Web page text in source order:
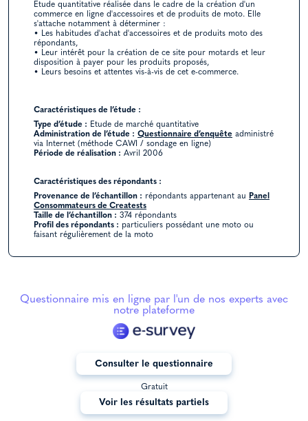
Etude quantitative réalisée dans le cadre de la création d'un
commerce en ligne d'accessoires et de produits de moto. Elle
s'attache notamment à déterminer :
• Les habitudes d'achat d'accessoires et de produits moto des
répondants,
• Leur intérêt pour la création de ce site pour motards et leur
disposition à payer pour les produits proposés,
• Leurs besoins et attentes vis-à-vis de cet e-commerce.
Caractéristiques de l’étude :
Type d’étude : Etude de marché quantitative
Administration de l’étude : Questionnaire d’enquête administré
via Internet (méthode CAWI / sondage en ligne)
Période de réalisation : Avril 2006
Caractéristiques des répondants :
Provenance de l’échantillon : répondants appartenant au Panel
Consommateurs de Creatests
Taille de l’échantillon : 374 répondants
Profil des répondants : particuliers possédant une moto ou
faisant régulièrement de la moto
Questionnaire mis en ligne par l'un de nos experts avec
notre plateforme
Consulter le questionnaire
Gratuit
Voir les résultats partiels